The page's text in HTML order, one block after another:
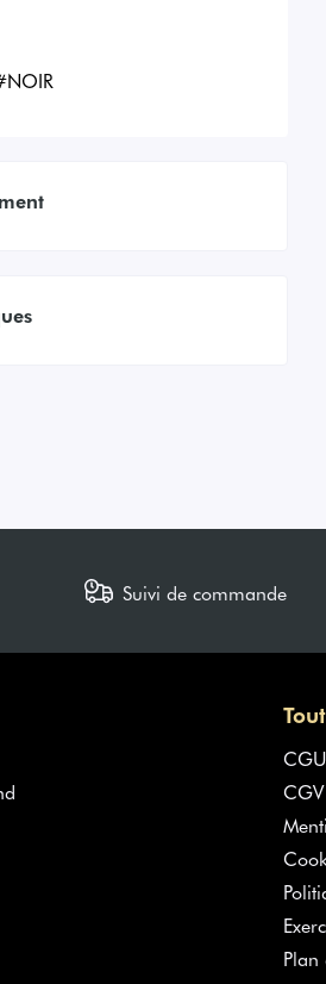
Suivi de commande
CGU
Plan